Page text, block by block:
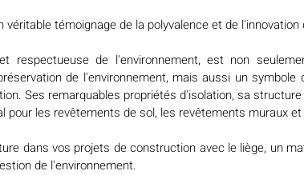
véritable témoignage de la polyvalence et de l'innovation
respectueuse de l'environnement, est non
de l'environnement, mais aussi un symbole
Ses remarquables propriétés d'isolation, sa
pour les revêtements de sol, les revêtements muraux
dans vos projets de construction avec le liège, un
de l'environnement.